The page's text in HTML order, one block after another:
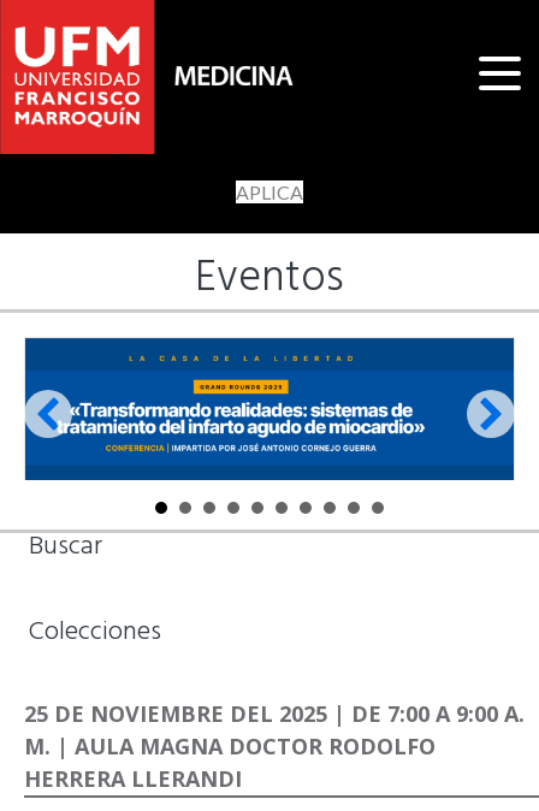
APLICA
Eventos
25 DE NOVIEMBRE DEL 2025 | DE 7:00 A 9:00 A.
M. | AULA MAGNA DOCTOR RODOLFO
HERRERA LLERANDI
Buscar
Colecciones